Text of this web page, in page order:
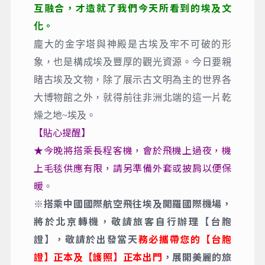
互融合，才造就了我們今天所看到的埃及文
化。
龐大的金字塔與神殿是古埃及牢不可破的形
象，也是構成埃及豐厚的觀光資源。今日要親
睹古埃及文物，除了展示古文明為主的世界各
大博物館之外，就得前往非洲北端的這一片乾
燥之地~埃及。
【貼心提醒】
★今晚將搭乘長程客機，會於飛機上過夜，機
上毛毯供應有限，請另準備外套或披肩以便保
暖。
※搭乘中國國際航空飛往埃及開羅國際機場，
將於北京轉機，敬請旅客自行辦理【台胞
證】，敬請於出發當天務必攜帶您的【台胞
證】正本及【護照】正本出門 ，展開美麗的旅